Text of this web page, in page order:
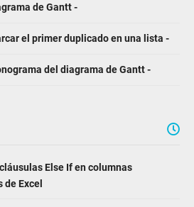
de Gantt -
el primer duplicado en una lista -
del diagrama de Gantt -
Else If en columnas
Excel